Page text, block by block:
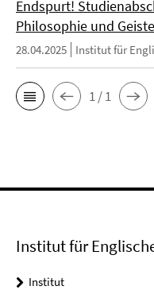
Endspurt!
Philosophie und
28.04.2025 Institut für
1 / 1
Institut für
Institut